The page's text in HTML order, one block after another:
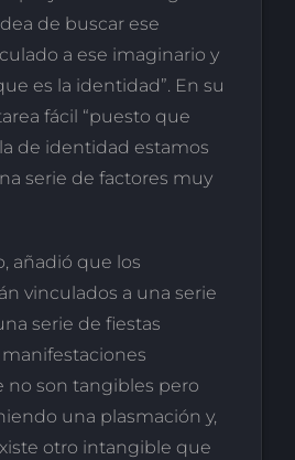
de buscar ese
a ese imaginario y
es la identidad”. En su
fácil “puesto que
de identidad estamos
serie de factores muy
añadió que los
vinculados a una serie
serie de fiestas
no son tangibles pero
una plasmación y,
otro intangible que